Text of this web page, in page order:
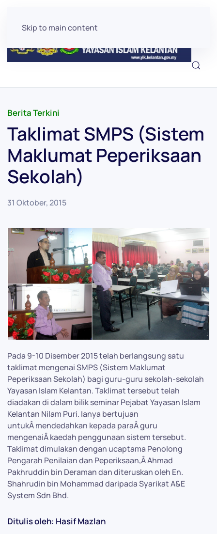
Skip to main content
Berita Terkini
Taklimat SMPS (Sistem
Maklumat Peperiksaan
Sekolah)
31 Oktober, 2015
Pada 9-10 Disember 2015 telah berlangsung satu
taklimat mengenai SMPS (Sistem Maklumat
Peperiksaan Sekolah) bagi guru-guru sekolah-sekolah
Yayasan Islam Kelantan. Taklimat tersebut telah
diadakan di dalam bilik seminar Pejabat Yayasan Islam
Kelantan Nilam Puri. Ianya bertujuan
untukÂ mendedahkan kepada paraÂ guru
mengenaiÂ kaedah penggunaan sistem tersebut.
Taklimat dimulakan dengan ucaptama Penolong
Pengarah Penilaian dan Peperiksaan,Â Ahmad
Pakhruddin bin Deraman dan diteruskan oleh En.
Shahrudin bin Mohammad daripada Syarikat A&E
System Sdn Bhd.
Ditulis oleh: Hasif Mazlan